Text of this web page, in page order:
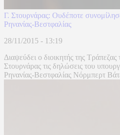
Γ. Στουρνάρας: Ουδέποτε
Ρηνανίας-Βεστφαλίας
28/11/2015 - 13:19
Διαψεύδει ο διοικητής της
Στουρνάρας τις δηλώσεις του
Ρηνανίας-Βεστφαλίας Νόρμπερτ